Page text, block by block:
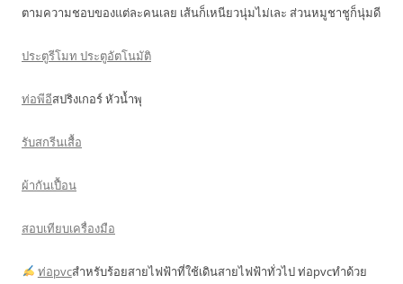
ตามความชอบของแต่ละคนเลย เส้นก็เหนียวนุ่มไม่เละ ส่วนหมูชาชูก็นุ่มดี
ประตูรีโมท ประตูอัตโนมัติ
ท่อพีอีสปริงเกอร์ หัวน้ำพุ
รับสกรีนเสื้อ
ผ้ากันเปื้อน
สอบเทียบเครื่องมือ
ท่อpvcสำหรับร้อยสายไฟฟ้าที่ใช้เดินสายไฟฟ้าทั่วไป ท่อpvcทำด้วย